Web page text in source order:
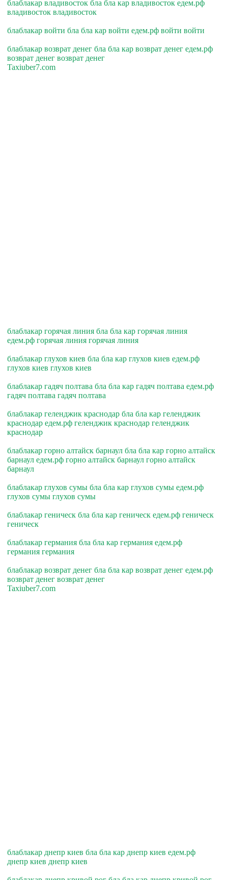
блаблакар владивосток бла бла кар владивосток едем.рф
владивосток владивосток
блаблакар войти бла бла кар войти едем.рф войти войти
блаблакар возврат денег бла бла кар возврат денег едем.рф
возврат денег возврат денег
Taxiuber7.com
блаблакар горячая линия бла бла кар горячая линия
едем.рф горячая линия горячая линия
блаблакар глухов киев бла бла кар глухов киев едем.рф
глухов киев глухов киев
блаблакар гадяч полтава бла бла кар гадяч полтава едем.рф
гадяч полтава гадяч полтава
блаблакар геленджик краснодар бла бла кар геленджик
краснодар едем.рф геленджик краснодар геленджик
краснодар
блаблакар горно алтайск барнаул бла бла кар горно алтайск
барнаул едем.рф горно алтайск барнаул горно алтайск
барнаул
блаблакар глухов сумы бла бла кар глухов сумы едем.рф
глухов сумы глухов сумы
блаблакар геническ бла бла кар геническ едем.рф геническ
геническ
блаблакар германия бла бла кар германия едем.рф
германия германия
блаблакар возврат денег бла бла кар возврат денег едем.рф
возврат денег возврат денег
Taxiuber7.com
блаблакар днепр киев бла бла кар днепр киев едем.рф
днепр киев днепр киев